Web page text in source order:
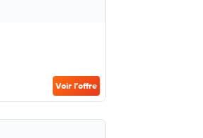
Voir l’offre